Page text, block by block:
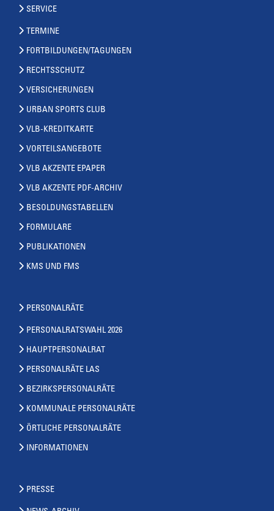
SERVICE
TERMINE
FORTBILDUNGEN/TAGUNGEN
RECHTSSCHUTZ
VERSICHERUNGEN
URBAN SPORTS CLUB
VLB-KREDITKARTE
VORTEILSANGEBOTE
VLB AKZENTE EPAPER
VLB AKZENTE PDF-ARCHIV
BESOLDUNGSTABELLEN
FORMULARE
PUBLIKATIONEN
KMS UND FMS
PERSONALRÄTE
PERSONALRATSWAHL 2026
HAUPTPERSONALRAT
PERSONALRÄTE LAS
BEZIRKSPERSONALRÄTE
KOMMUNALE PERSONALRÄTE
ÖRTLICHE PERSONALRÄTE
INFORMATIONEN
PRESSE